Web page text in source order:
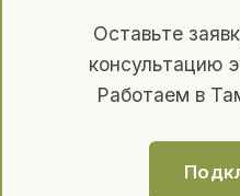
Оставьте
консультацию
Работаем в